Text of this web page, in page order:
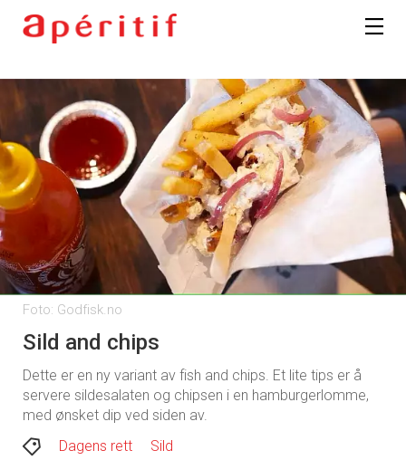
Foto: Godfisk.no
Sild and chips
Dette er en ny variant av fish and chips. Et lite tips er å
servere sildesalaten og chipsen i en hamburgerlomme,
med ønsket dip ved siden av.
Dagens rett
Sild